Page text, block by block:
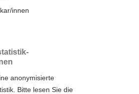
innen
anonymisierte
Bitte lesen Sie die